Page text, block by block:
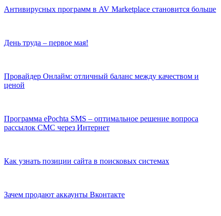
Антивирусных программ в AV Marketplace становится больше
День труда – первое мая!
Провайдер Онлайм: отличный баланс между качеством и
ценой
Программа ePochta SMS – оптимальное решение вопроса
рассылок СМС через Интернет
Как узнать позиции сайта в поисковых системах
Зачем продают аккаунты Вконтакте